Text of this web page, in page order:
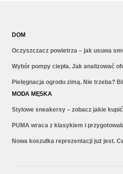
DOM
Oczyszczacz powietrza – jak usuwa
Wybór pompy ciepła. Jak analizować
Pielęgnacja ogrodu zimą. Nie trzeba?
MODA MĘSKA
Stylowe sneakersy – zobacz jakie
PUMA wraca z klasykiem i
Nowa koszulka reprezentacji już jest.